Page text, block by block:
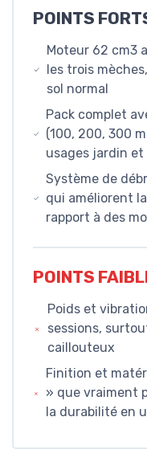
POINTS
Moteur 62 cm3
les trois
sol normal
Pack complet
(100, 200, 300
usages jardin
Système de
qui améliorent
rapport à des
POINTS
Poids et
sessions,
caillouteux
Finition et
» que vraiment
la durabilité en